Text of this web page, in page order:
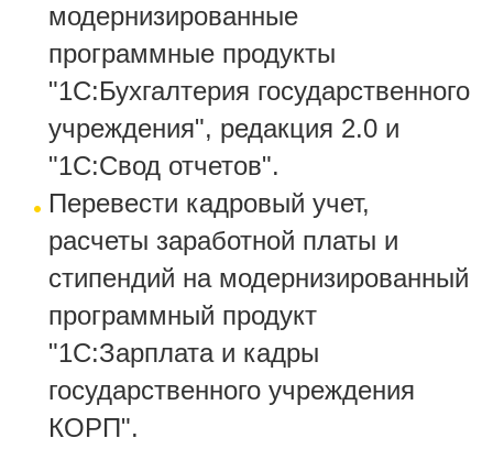
модернизированные
программные продукты
"1С:Бухгалтерия государственного
учреждения", редакция 2.0 и
"1С:Свод отчетов".
Перевести кадровый учет,
расчеты заработной платы и
стипендий на модернизированный
программный продукт
"1С:Зарплата и кадры
государственного учреждения
КОРП".